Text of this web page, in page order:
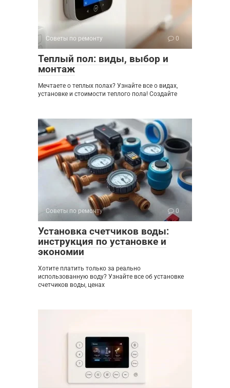
Советы по ремонту 0
Теплый пол: виды, выбор и
монтаж
Мечтаете о теплых полах? Узнайте все о видах,
установке и стоимости теплого пола! Создайте
Советы по ремонту 0
Установка счетчиков воды:
инструкция по установке и
экономии
Хотите платить только за реально
использованную воду? Узнайте все об установке
счетчиков воды, ценах